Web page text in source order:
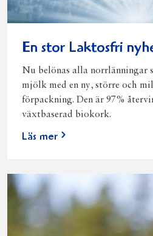
En stor Laktosfri
Nu belönas alla norrlänningar
mjölk med en ny, större och
förpackning. Den är 97%
växtbaserad biokork.
Läs mer